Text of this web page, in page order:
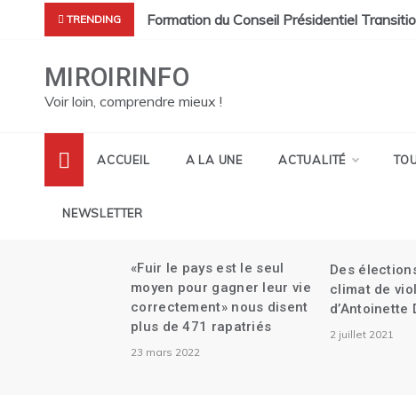
TRENDING
leur représentant au CEP.
démission| Le Canada se réjouit de l’investiture du Conseil
Formation du Conseil Présidentiel
MIROIRINFO
Voir loin, comprendre mieux !
ACCUEIL A LA UNE ACTUALITÉ
NEWSLETTER
«Fuir le pays est le seul
moyen pour gagner leur vie
correctement» nous disent
plus de 471 rapatriés
23 mars 2022
Des
climat de
d’Antoinette
2 juillet 2021